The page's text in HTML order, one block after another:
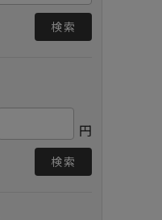
検索
円
検索